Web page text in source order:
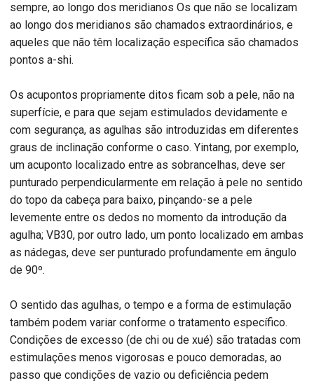
sempre, ao longo dos meridianos Os que não se localizam
ao longo dos meridianos são chamados extraordinários, e
aqueles que não têm localização específica são chamados
pontos a-shi.
Os acupontos propriamente ditos ficam sob a pele, não na
superfície, e para que sejam estimulados devidamente e
com segurança, as agulhas são introduzidas em diferentes
graus de inclinação conforme o caso. Yintang, por exemplo,
um acuponto localizado entre as sobrancelhas, deve ser
punturado perpendicularmente em relação à pele no sentido
do topo da cabeça para baixo, pinçando-se a pele
levemente entre os dedos no momento da introdução da
agulha; VB30, por outro lado, um ponto localizado em ambas
as nádegas, deve ser punturado profundamente em ângulo
de 90º.
O sentido das agulhas, o tempo e a forma de estimulação
também podem variar conforme o tratamento específico.
Condições de excesso (de chi ou de xué) são tratadas com
estimulações menos vigorosas e pouco demoradas, ao
passo que condições de vazio ou deficiência pedem